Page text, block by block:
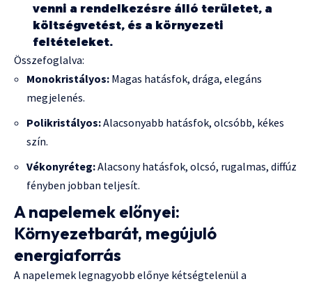
venni a rendelkezésre álló területet, a
költségvetést, és a környezeti
feltételeket.
Összefoglalva:
Monokristályos: Magas hatásfok, drága, elegáns
megjelenés.
Polikristályos:Alacsonyabb hatásfok, olcsóbb, kékes
szín.
Vékonyréteg:Alacsony hatásfok, olcsó, rugalmas, diffúz
fényben jobban teljesít.
A napelemek előnyei:
Környezetbarát, megújuló
energiaforrás
A napelemek legnagyobb előnye kétségtelenül a